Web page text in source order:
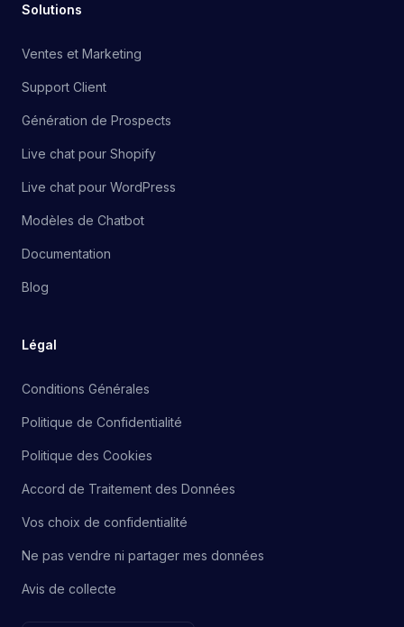
Solutions
Ventes et Marketing
Support Client
Génération de Prospects
Live chat pour Shopify
Live chat pour WordPress
Modèles de Chatbot
Documentation
Blog
Légal
Conditions Générales
Politique de Confidentialité
Politique des Cookies
Accord de Traitement des Données
Vos choix de confidentialité
Ne pas vendre ni partager mes données
Avis de collecte